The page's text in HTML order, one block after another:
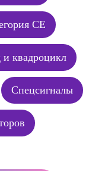
CE
и квадроцикл
Спецсигналы